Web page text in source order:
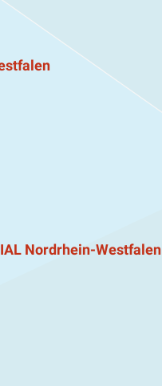
Nordrhein-Westfalen